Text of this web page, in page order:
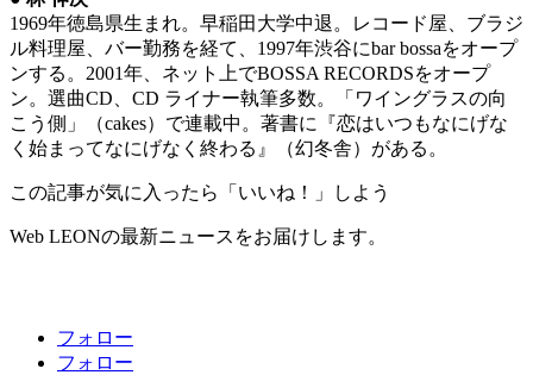
1969年徳島県生まれ。早稲田大学中退。レコード屋、ブラジ
ル料理屋、バー勤務を経て、1997年渋谷にbar bossaをオープ
ンする。2001年、ネット上でBOSSA RECORDSをオープ
ン。選曲CD、CD ライナー執筆多数。「ワイングラスの向
こう側」（cakes）で連載中。著書に『恋はいつもなにげな
く始まってなにげなく終わる』（幻冬舎）がある。
この記事が気に入ったら「いいね！」しよう
Web LEONの最新ニュースをお届けします。
フォロー
フォロー